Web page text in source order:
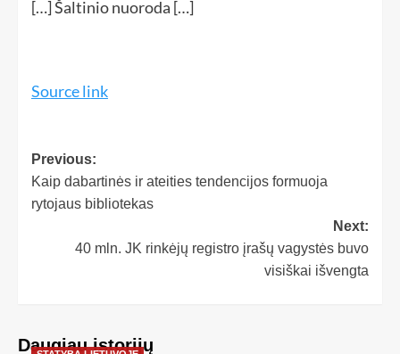
[…] Šaltinio nuoroda […]
Source link
Previous:
Kaip dabartinės ir ateities tendencijos formuoja
rytojaus bibliotekas
Next:
40 mln. JK rinkėjų registro įrašų vagystės buvo
visiškai išvengta
Daugiau istorijų